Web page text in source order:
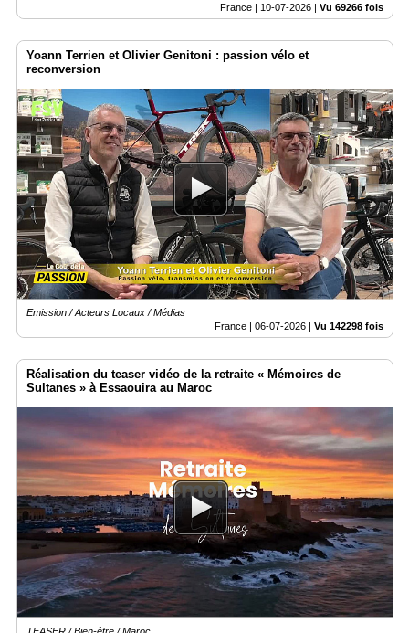
France | 10-07-2026 | Vu 69266 fois
Yoann Terrien et Olivier Genitoni : passion vélo et
reconversion
Emission / Acteurs Locaux / Médias
France | 06-07-2026 | Vu 142298 fois
Réalisation du teaser vidéo de la retraite « Mémoires de
Sultanes » à Essaouira au Maroc